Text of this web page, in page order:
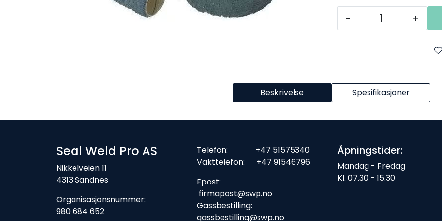
- +
Beskrivelse Spesifikasjoner
Seal Weld Pro AS
Nikkelveien 11
4313 Sandnes
Organisasjonsnummer:
980 684 652
Telefon: +47 51575340
Vakttelefon: +47 91546796
Epost:
firmapost@swp.no
Gassbestilling:
gassbestilling@swp.no
Åpningstider:
Mandag - Fredag
Kl. 07.30 - 15.30